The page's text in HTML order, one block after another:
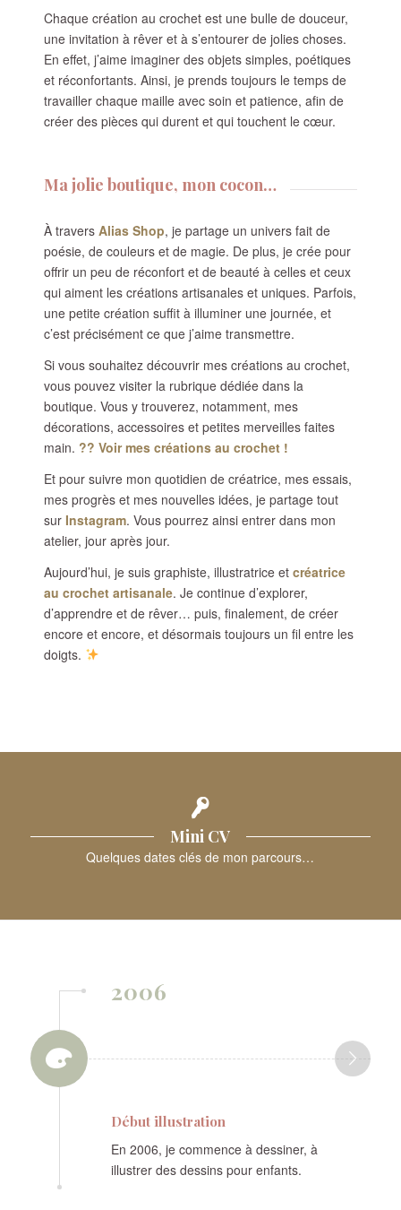
Chaque création au crochet est une bulle de douceur,
une invitation à rêver et à s’entourer de jolies choses.
En effet, j’aime imaginer des objets simples, poétiques
et réconfortants. Ainsi, je prends toujours le temps de
travailler chaque maille avec soin et patience, afin de
créer des pièces qui durent et qui touchent le cœur.
Ma jolie boutique, mon cocon…
À travers Alias Shop, je partage un univers fait de
poésie, de couleurs et de magie. De plus, je crée pour
offrir un peu de réconfort et de beauté à celles et ceux
qui aiment les créations artisanales et uniques. Parfois,
une petite création suffit à illuminer une journée, et
c’est précisément ce que j’aime transmettre.
Si vous souhaitez découvrir mes créations au crochet,
vous pouvez visiter la rubrique dédiée dans la
boutique. Vous y trouverez, notamment, mes
décorations, accessoires et petites merveilles faites
main. ?? Voir mes créations au crochet !
Et pour suivre mon quotidien de créatrice, mes essais,
mes progrès et mes nouvelles idées, je partage tout
sur Instagram. Vous pourrez ainsi entrer dans mon
atelier, jour après jour.
Aujourd’hui, je suis graphiste, illustratrice et créatrice
au crochet artisanale. Je continue d’explorer,
d’apprendre et de rêver… puis, finalement, de créer
encore et encore, et désormais toujours un fil entre les
doigts.
Mini CV
Quelques dates clés de mon parcours…
2006
Début illustration
En 2006, je commence à dessiner, à
illustrer des dessins pour enfants.